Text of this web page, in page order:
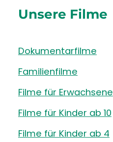
Unsere Filme
Dokumentarfilme
Familienfilme
Filme für Erwachsene
Filme für Kinder ab 10
Filme für Kinder ab 4